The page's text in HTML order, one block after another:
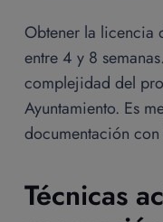
Obtener la licencia
entre 4 y 8
complejidad del
Ayuntamiento. Es
documentación
Técnicas